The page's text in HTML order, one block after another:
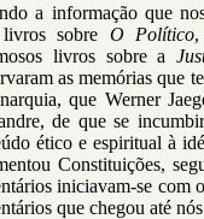
a informação que
sobre O Político,
livros sobre a
as memórias que
que Werner
de que se
ético e espiritual à
Constituições,
iniciavam-se com
que chegou até